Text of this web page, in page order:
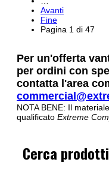
Avanti
Fine
Pagina 1 di 47
Per un'offerta
per ordini con
contatta l'area
NOTA BENE: Il
qualificato Extreme
Cerca prodotti